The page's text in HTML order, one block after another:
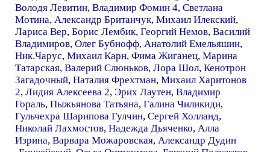
Володя Левитин, Владимир Фомин 4, Светлана
Мотина, Александр Британчук, Михаил Илекский,
Лариса Вер, Борис Лембик, Георгий Немов, Василий
Владимиров, Олег Бубнофф, Анатолий Емельяшин,
Ник.Чарус, Михаил Карн, Фима Жиганец, Марина
Татарская, Валерий Слюньков, Лора Шол, Кенотрон
Загадочный, Наталия Фрехтман, Михаил Харитонов
2, Лидия Алексеева 2, Эрих Лаутен, Владимир
Гораль, Пыжьянова Татьяна, Галина Чиликиди,
Гульчехра Шарипова Гулчин, Сергей Холланд,
Николай Лахмостов, Надежда Дьяченко, Алла
Изрина, Варвара Можаровская, Александр Дудин